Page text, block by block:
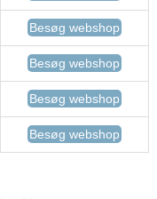
Besøg webshop
Besøg webshop
Besøg webshop
Besøg webshop